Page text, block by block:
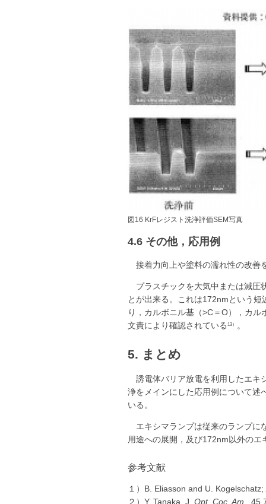
図16 KrFレジスト洗浄評価SEM写真
4.6 その他，応用例
接着力向上や塗料の濡れ性の改善
プラスチックを大気中または減圧
とが出来る。これは172nmという
り，カルボニル基（>C＝O），カ
文責により確認されている 13） 。
5. まとめ
誘電体バリア放電を利用したエキ
浄をメインにした応用例について述
いる。
エキシマランプは従来のランプに
用途への展開，及び172nm以外の
参考文献
１）B. Eliasson and U. Kogelschatz;
２）Y. Tanaka, J. Opt. Coc. Am ., 45